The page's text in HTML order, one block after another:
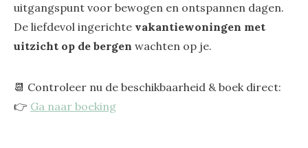
uitgangspunt voor bewogen en ontspannen dagen.
De liefdevol ingerichte vakantiewoningen met
uitzicht op de bergen wachten op je.
📆 Controleer nu de beschikbaarheid & boek direct:
👉 Ga naar boeking